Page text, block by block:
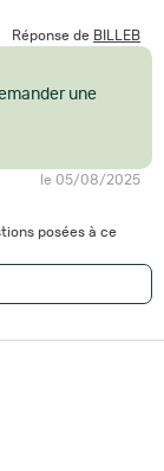
Réponse de BILLEB
une
le 05/08/2025
posées à ce